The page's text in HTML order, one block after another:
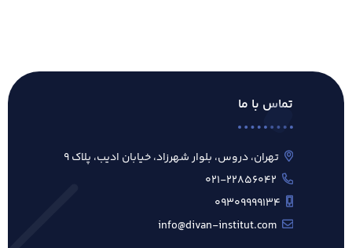
تماس با ما
تهران، دروس، بلوار شهرزاد، خیابان ادیب، پلاک ۹